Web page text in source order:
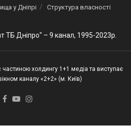
у Дніпрі Структура власності
ТБ Дніпро" – 9 канал, 1995-2023р.
холдингу 1+1 медіа та виступає
каналу «2+2» (м. Київ)